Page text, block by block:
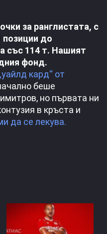
за ранглистата, с
позиции до
със 114 т. Нашият
фонд.
кард“ от
беше
но първата ни
в кръста и
да се лекува.